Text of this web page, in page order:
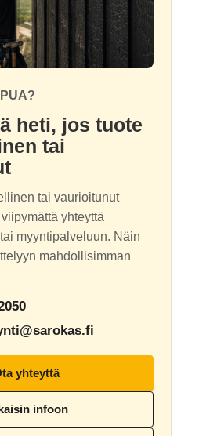
heti, jos tuote
tai
tai vaurioitunut
yhteyttä
myyntipalveluun. Näin
mahdollisimman
yhteyttä
infoon